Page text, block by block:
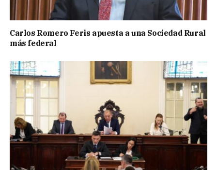
Carlos Romero Feris apuesta a una Sociedad Rural
más federal